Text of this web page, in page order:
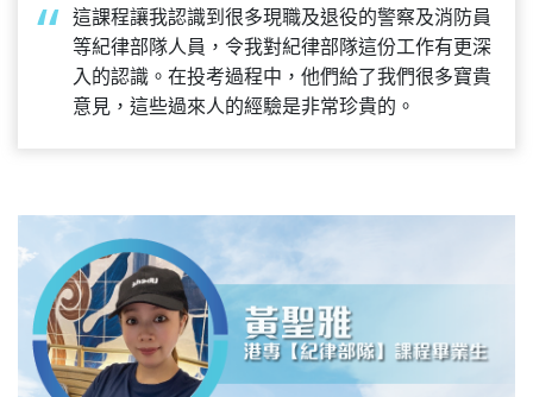
這課程讓我認識到很多現職及退役的警察及消防員
等紀律部隊人員，令我對紀律部隊這份工作有更深
入的認識。在投考過程中，他們給了我們很多寶貴
意見，這些過來人的經驗是非常珍貴的。